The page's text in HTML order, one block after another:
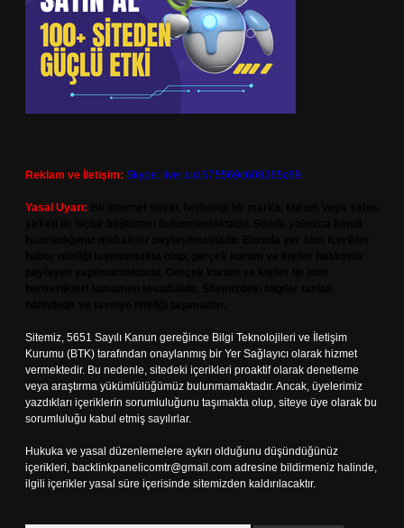
Reklam ve İletişim: Skype: live:.cid.575569c608265c69
Yasal Uyarı:
Sitemiz, 5651 Sayılı Kanun gereğince Bilgi Teknolojileri ve İletişim
Kurumu (BTK) tarafından onaylanmış bir Yer Sağlayıcı olarak hizmet
vermektedir. Bu nedenle, sitedeki içerikleri proaktif olarak denetleme
veya araştırma yükümlülüğümüz bulunmamaktadır. Ancak, üyelerimiz
yazdıkları içeriklerin sorumluluğunu taşımakta olup, siteye üye olarak bu
sorumluluğu kabul etmiş sayılırlar.
Hukuka ve yasal düzenlemelere aykırı olduğunu düşündüğünüz
içerikleri, backlinkpanelicomtr@gmail.com adresine bildirmeniz halinde,
ilgili içerikler yasal süre içerisinde sitemizden kaldırılacaktır.